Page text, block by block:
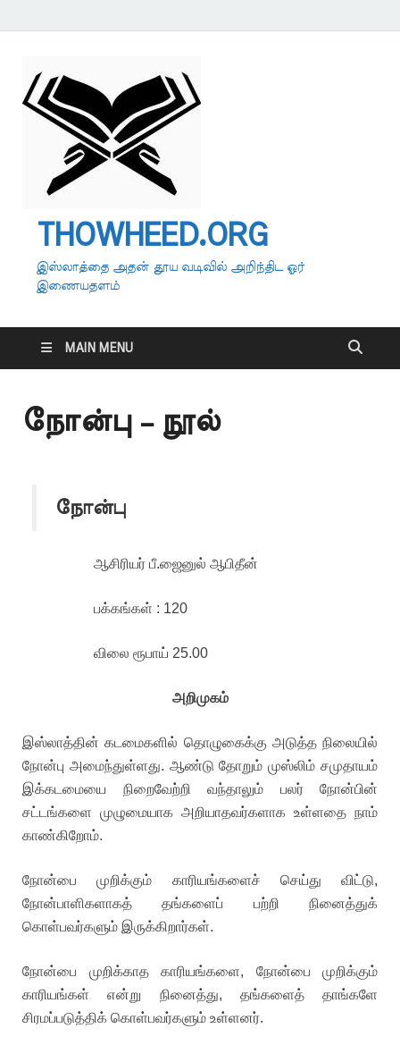
THOWHEED.ORG
இஸ்லாத்தை அதன் தூய வடிவில் அறிந்திட ஓர்
இணையதளம்
MAIN MENU
நோன்பு – நூல்
நோன்பு
ஆசிரியர் பீ.ஜைனுல் ஆபிதீன்
பக்கங்கள் : 120
விலை ரூபாய் 25.00
அறிமுகம்
இஸ்லாத்தின் கடமைகளில் தொழுகைக்கு அடுத்த நிலையில்
நோன்பு அமைந்துள்ளது. ஆண்டு தோறும் முஸ்லிம் சமுதாயம்
இக்கடமையை நிறைவேற்றி வந்தாலும் பலர் நோன்பின்
சட்டங்களை முழுமையாக அறியாதவர்களாக உள்ளதை நாம்
காண்கிறோம்.
நோன்பை முறிக்கும் காரியங்களைச் செய்து விட்டு,
நோன்பாளிகளாகத் தங்களைப் பற்றி நினைத்துக்
கொள்பவர்களும் இருக்கிறார்கள்.
நோன்பை முறிக்காத காரியங்களை, நோன்பை முறிக்கும்
காரியங்கள் என்று நினைத்து, தங்களைத் தாங்களே
சிரமப்படுத்திக் கொள்பவர்களும் உள்ளனர்.